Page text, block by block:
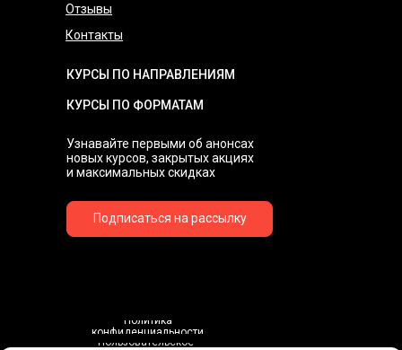
Узнавайте первыми об анонсах
новых курсов, закрытых акциях
и максимальных скидках
Политика
конфиденциальности
Пользовательское
КУРСЫ ПО НАПРАВЛЕНИЯМ
КУРСЫ ПО ФОРМАТАМ
Отзывы
Контакты
Подписаться на рассылку